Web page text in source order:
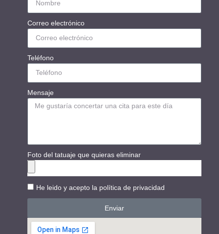
Correo electrónico
Teléfono
Mensaje
Foto del tatuaje que quieras eliminar
He leido y acepto la política de privacidad
Enviar